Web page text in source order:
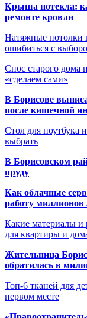
Крыша потекла:
ремонте кровли
Натяжные потолки
ошибиться с
Снос старого дома
«сделаем сами»
В Борисове
после кишечной
Стол для ноутбука
выбрать
В Борисовском
пруду
Как облачные
работу миллионов
Какие материалы и
для квартиры и
Жительница
обратилась в
Топ-6 тканей для
первом месте